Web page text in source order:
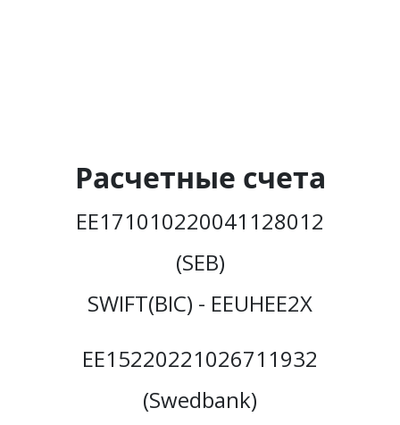
Расчетные счета
EE171010220041128012
(SEB)
SWIFT(BIC) - EEUHEE2X
EE15220221026711932
(Swedbank)